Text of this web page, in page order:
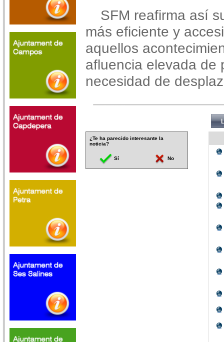
SFM reafirma así
más eficiente y
aquellos
afluencia elevada de
necesidad de
¿Te ha parecido interesante la
noticia?
Sí No